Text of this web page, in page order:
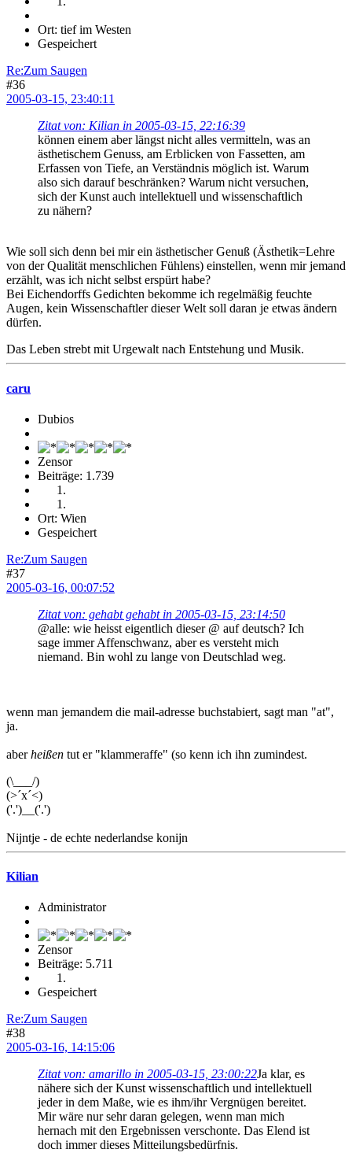
Ort: tief im Westen
Gespeichert
Re:Zum Saugen
#36
2005-03-15, 23:40:11
Zitat von: Kilian in 2005-03-15, 22:16:39
können einem aber längst nicht alles vermitteln, was an
ästhetischem Genuss, am Erblicken von Fassetten, am
Erfassen von Tiefe, an Verständnis möglich ist. Warum
also sich darauf beschränken? Warum nicht versuchen,
sich der Kunst auch intellektuell und wissenschaftlich
zu nähern?
Wie soll sich denn bei mir ein ästhetischer Genuß (Ästhetik=Lehre
von der Qualität menschlichen Fühlens) einstellen, wenn mir jemand
erzählt, was ich nicht selbst erspürt habe?
Bei Eichendorffs Gedichten bekomme ich regelmäßig feuchte
Augen, kein Wissenschaftler dieser Welt soll daran je etwas ändern
dürfen.
Das Leben strebt mit Urgewalt nach Entstehung und Musik.
caru
Dubios
Zensor
Beiträge: 1.739
Ort: Wien
Gespeichert
Re:Zum Saugen
#37
2005-03-16, 00:07:52
Zitat von: gehabt gehabt in 2005-03-15, 23:14:50
@alle: wie heisst eigentlich dieser @ auf deutsch? Ich
sage immer Affenschwanz, aber es versteht mich
niemand. Bin wohl zu lange von Deutschlad weg.
wenn man jemandem die mail-adresse buchstabiert, sagt man "at",
ja.
aberheißen tut er "klammeraffe" (so kenn ich ihn zumindest.
(\___/)
(>´x´<)
('.')__('.')
Nijntje - de echte nederlandse konijn
Kilian
Administrator
Zensor
Beiträge: 5.711
Gespeichert
Re:Zum Saugen
#38
2005-03-16, 14:15:06
Zitat von: amarillo in 2005-03-15, 23:00:22Ja klar, es
nähere sich der Kunst wissenschaftlich und intellektuell
jeder in dem Maße, wie es ihm/ihr Vergnügen bereitet.
Mir wäre nur sehr daran gelegen, wenn man mich
hernach mit den Ergebnissen verschonte. Das Elend ist
doch immer dieses Mitteilungsbedürfnis.